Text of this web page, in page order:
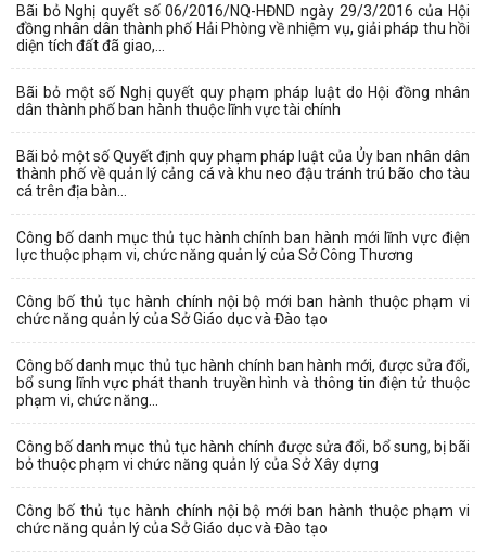
Bãi bỏ Nghị quyết số 06/2016/NQ-HĐND ngày 29/3/2016 của Hội
đồng nhân dân thành phố Hải Phòng về nhiệm vụ, giải pháp thu hồi
diện tích đất đã giao,...
Bãi bỏ một số Nghị quyết quy phạm pháp luật do Hội đồng nhân
dân thành phố ban hành thuộc lĩnh vực tài chính
Bãi bỏ một số Quyết định quy phạm pháp luật của Ủy ban nhân dân
thành phố về quản lý cảng cá và khu neo đậu tránh trú bão cho tàu
cá trên địa bàn...
Công bố danh mục thủ tục hành chính ban hành mới lĩnh vực điện
lực thuộc phạm vi, chức năng quản lý của Sở Công Thương
Công bố thủ tục hành chính nội bộ mới ban hành thuộc phạm vi
chức năng quản lý của Sở Giáo dục và Đào tạo
Công bố danh mục thủ tục hành chính ban hành mới, được sửa đổi,
bổ sung lĩnh vực phát thanh truyền hình và thông tin điện tử thuộc
phạm vi, chức năng...
Công bố danh mục thủ tục hành chính được sửa đổi, bổ sung, bị bãi
bỏ thuộc phạm vi chức năng quản lý của Sở Xây dựng
Công bố thủ tục hành chính nội bộ mới ban hành thuộc phạm vi
chức năng quản lý của Sở Giáo dục và Đào tạo